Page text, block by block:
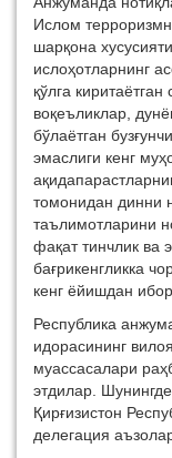
Ислом
шарқона
ислоҳотларнинг
қўлга
воқеъликлар,
бўлаётган
эмаслиги кенг
томонидан динни
таълимотларини
фақат тинчлик ва
бағрикенгликка
кенг ёйишдан
Республика
идорасининг
муассасалари
этдилар.
Қирғизистон
делегация